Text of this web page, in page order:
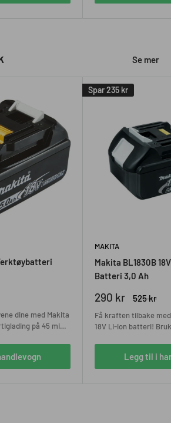
Se mer
dine med Makita
på 45 min
Spar235 kr
MAKITA
Makita BL1830B
Batteri 3,0 Ah
Salgspris
290 kr
Ordinær
525 kr
Få kraften tilbake
18V Li-ion batteri!
Legg til i